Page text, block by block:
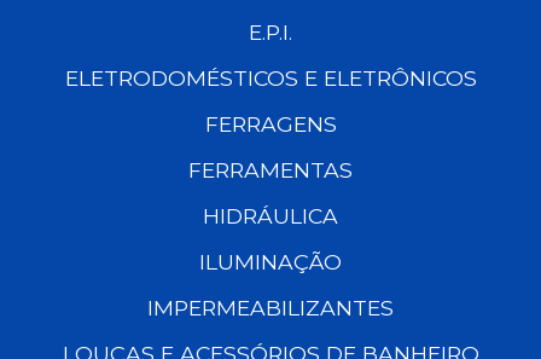
E.P.I.
ELETRODOMÉSTICOS E ELETRÔNICOS
FERRAGENS
FERRAMENTAS
HIDRÁULICA
ILUMINAÇÃO
IMPERMEABILIZANTES
LOUÇAS E ACESSÓRIOS DE BANHEIRO